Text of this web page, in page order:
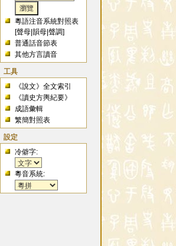
粵語注音系統對照表
[聲母 |韻母 |聲調]
普通話音節表
其他方言讀音
工具
《說文》全文索引
《讀史方輿紀要》
成語彙輯
繁簡對照表
設定
冷僻字:
粵音系統: